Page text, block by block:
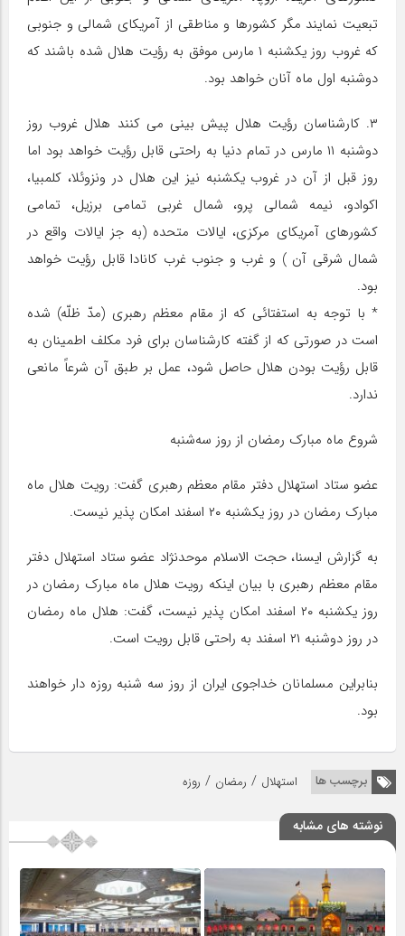
تبعیت نمایند مگر کشورها و مناطقی از آمریکای شمالی و جنوبی
که غروب روز یکشنبه ۱ مارس موفق به رؤیت هلال شده باشند که
دوشنبه اول ماه آنان خواهد بود.
۳. کارشناسان رؤیت هلال پیش بینی می کنند هلال غروب روز
دوشنبه ۱۱ مارس در تمام دنیا به راحتی قابل رؤیت خواهد بود اما
روز قبل از آن در غروب یکشنبه نیز این هلال در ونزوئلا، کلمبیا،
اکوادو، نیمه شمالی پرو، شمال غربی تمامی برزیل، تمامی
کشورهای آمریکای مرکزی، ایالات متحده (به جز ایالات واقع در
شمال شرقی آن ) و غرب و جنوب غرب کانادا قابل رؤیت خواهد
بود.
* با توجه به استفتائی که از مقام معظم رهبری (مدّ ظلّه) شده
است در صورتی که از گفته کارشناسان برای فرد مکلف اطمینان به
قابل رؤیت بودن هلال حاصل شود، عمل بر طبق آن شرعاً مانعی
ندارد.
شروع ماه مبارک رمضان از روز سه‌شنبه
عضو ستاد استهلال دفتر مقام معظم رهبری گفت: رویت هلال ماه
مبارک رمضان در روز یکشنبه ۲۰ اسفند امکان پذیر نیست.
به گزارش ایسنا، حجت الاسلام موحدنژاد عضو ستاد استهلال دفتر
مقام معظم رهبری با بیان اینکه رویت هلال ماه مبارک رمضان در
روز یکشنبه ۲۰ اسفند امکان پذیر نیست، گفت: هلال ماه رمضان
در روز دوشنبه ۲۱ اسفند به راحتی قابل رویت است.
بنابراین مسلمانان خداجوی ایران از روز سه شنبه روزه دار خواهند
بود.
برچسب ها استهلال / رمضان / روزه
نوشته های مشابه